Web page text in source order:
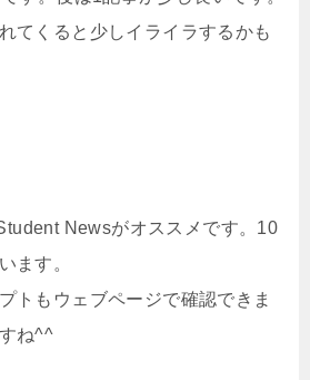
てくると少しイライラするかも
Newsがオススメです。10
ます。
トもウェブページで確認できま
ね^^